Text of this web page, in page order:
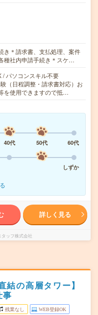
き＊請求書、支払処理、案件
種社内申請手続き＊スケ…
/ パソコンスキル不要
（日程調整・請求書対応）お
を使用できますので抵…
40代 50代
60代
しずか
詳しく見る
ッフ株式会社
の高層タワー】
事
残業なし WEB登録OK